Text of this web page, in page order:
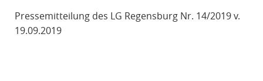
Pressemitteilung des LG Regensburg Nr. 14/2019 v.
19.09.2019